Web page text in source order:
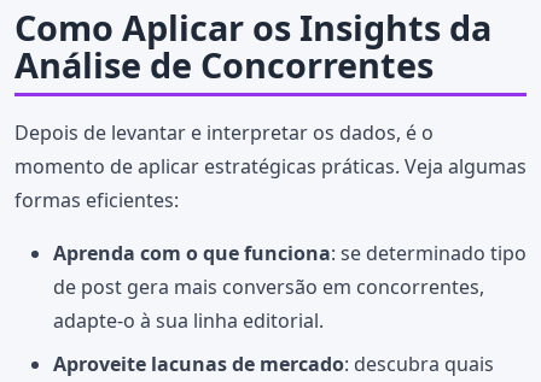
Como Aplicar os Insights da
Análise de Concorrentes
Depois de levantar e interpretar os dados, é o
momento de aplicar estratégicas práticas. Veja algumas
formas eficientes:
Aprenda com o que funciona: se determinado tipo
de post gera mais conversão em concorrentes,
adapte-o à sua linha editorial.
Aproveite lacunas de mercado: descubra quais